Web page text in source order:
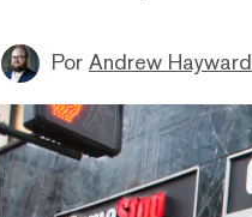
Por Andrew Hayward